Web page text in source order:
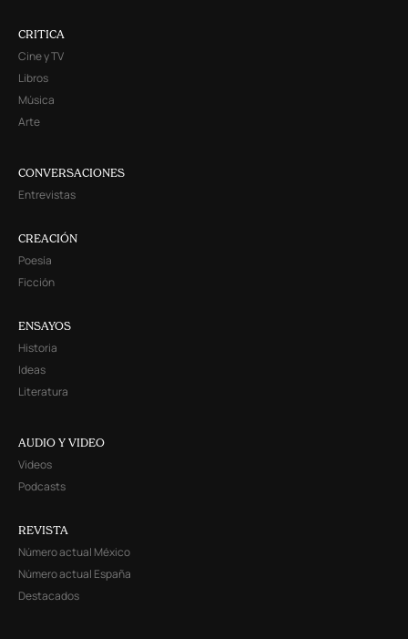
CRITICA
Cine y TV
Libros
Música
Arte
CONVERSACIONES
Entrevistas
CREACIÓN
Poesía
Ficción
ENSAYOS
Historia
Ideas
Literatura
AUDIO Y VIDEO
Videos
Podcasts
REVISTA
Número actual México
Número actual España
Destacados